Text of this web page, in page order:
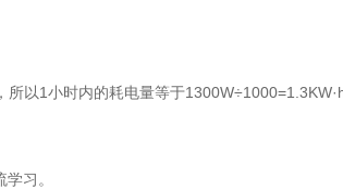
1小时内的耗电量等于1300W÷1000=1.3KW·h
习。